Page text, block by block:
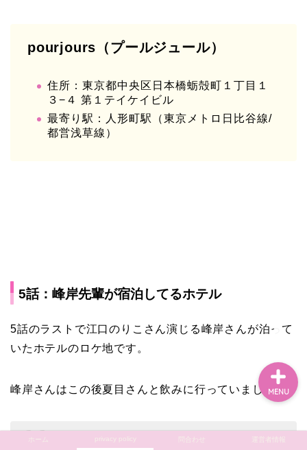
pourjours（プールジュール）
住所：東京都中央区日本橋蛎殻町１丁目１
３−４ 第１テイケイビル
最寄り駅：人形町駅（東京メトロ日比谷線/
都営浅草線）
5話：峰岸先輩が宿泊してるホテル
5話のラストで江口のりこさん演じる峰岸さんが泊って
いたホテルのロケ地です。
峰岸さんはこの後夏目さんと飲みに行っていました。
ホーム privacy policy 問合わせ 運営者情報
MENU